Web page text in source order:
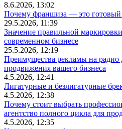
8.6.2026, 13:02
Почему франшиза — это готовый
29.5.2026, 11:39
Значение правильной
современном бизнесе
25.5.2026, 12:19
Преимущества рекламы на радио
продвижения вашего бизнеса
4.5.2026, 12:41
Лигатурные и безлигатурные
4.5.2026, 12:38
Почему стоит выбрать
агентство полного цикла для
4.5.2026, 12:35